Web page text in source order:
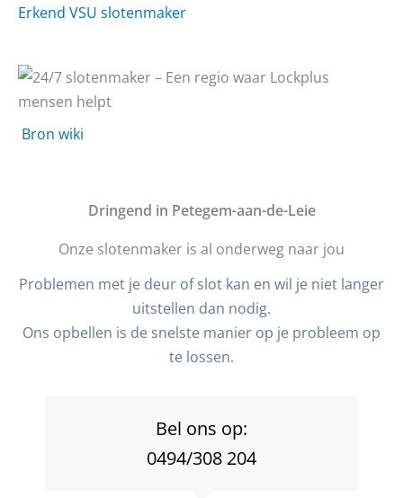
Erkend VSU slotenmaker
Bron wiki
Dringend in Petegem-aan-de-Leie
Onze slotenmaker is al onderweg naar jou
Problemen met je deur of slot kan en wil je niet langer
uitstellen dan nodig.
Ons opbellen is de snelste manier op je probleem op
te lossen.
Bel ons op:
0494/308 204